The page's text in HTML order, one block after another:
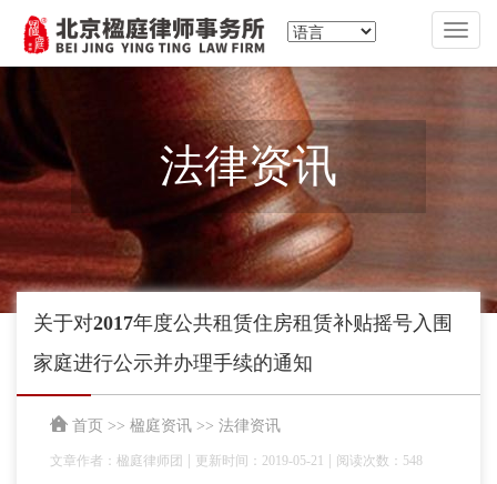
切
换
导
法律资讯
关于对2017年度公共租赁住房租赁补贴摇号入围
家庭进行公示并办理手续的通知
首页 >> 楹庭资讯 >> 法律资讯
文章作者：楹庭律师团 更新时间：2019-05-21 阅读次数：548